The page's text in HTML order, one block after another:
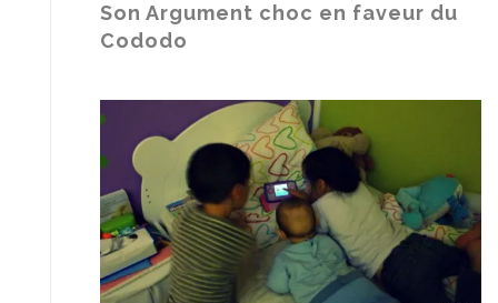
e
s
Son Argument choc en faveur du
Cododo